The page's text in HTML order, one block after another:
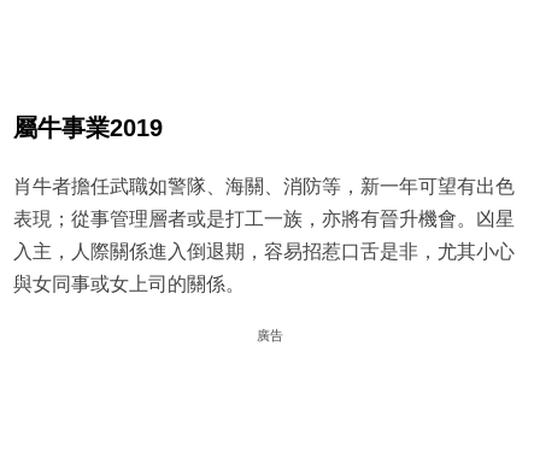
屬牛事業2019
肖牛者擔任武職如警隊、海關、消防等，新一年可望有出色
表現；從事管理層者或是打工一族，亦將有晉升機會。凶星
入主，人際關係進入倒退期，容易招惹口舌是非，尤其小心
與女同事或女上司的關係。
廣告